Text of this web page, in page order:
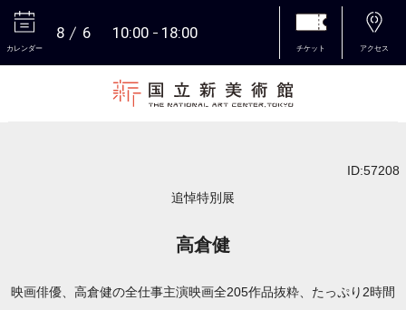
カレンダー
8 6 10:00 18:00
チケット アクセス
ID:57208
追悼特別展
高倉健
映画俳優、高倉健の全仕事主演映画全205作品抜粋、たっぷり2時間